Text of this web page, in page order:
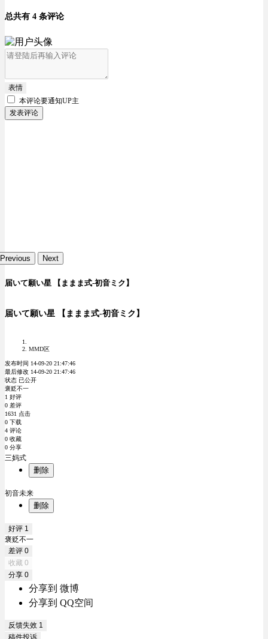
总共有 4 条评论
表情
本评论要通知UP主
发表评论
Previous Next
届いて願い星 【ままま式-初音ミク】
届いて願い星 【ままま式-初音ミク】
MMD区
发布时间 14-09-20 21:47:46
最后修改 14-09-20 21:47:46
状态 已公开
褒贬不一
1 好评
0 差评
1631 点击
0 下载
4 评论
0 收藏
0 分享
三妈式
删除
初音未来
删除
好评 1
褒贬不一
差评 0
收藏 0
分享 0
分享到 微博
分享到 QQ空间
反馈失效 1